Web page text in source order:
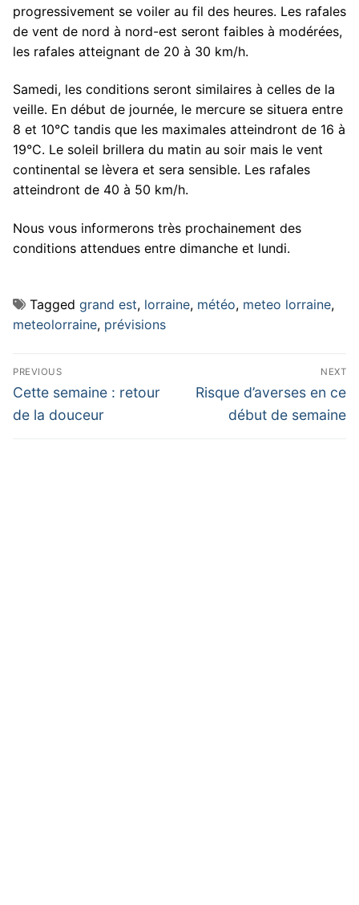
progressivement se voiler au fil des heures. Les rafales
de vent de nord à nord-est seront faibles à modérées,
les rafales atteignant de 20 à 30 km/h.
Samedi, les conditions seront similaires à celles de la
veille. En début de journée, le mercure se situera entre
8 et 10°C tandis que les maximales atteindront de 16 à
19°C. Le soleil brillera du matin au soir mais le vent
continental se lèvera et sera sensible. Les rafales
atteindront de 40 à 50 km/h.
Nous vous informerons très prochainement des
conditions attendues entre dimanche et lundi.
Tagged grand est, lorraine, météo, meteo lorraine,
meteolorraine, prévisions
Navigation
de
l’article
PREVIOUS
Previous
post:
Cette semaine : retour
de la douceur
NEXT
Next
Risque d’averses en ce
début de semaine